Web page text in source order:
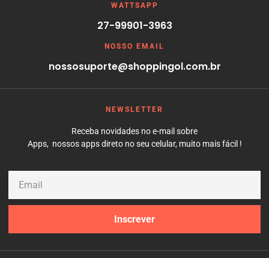
WATTSAPP
27-99901-3963
NOSSO EMAIL
nossosuporte@shoppingol.com.br
NEWSLETTER
Receba novidades no e-mail sobre
Apps, nossos apps direto no seu celular, muito mais fácil !
Inscrever